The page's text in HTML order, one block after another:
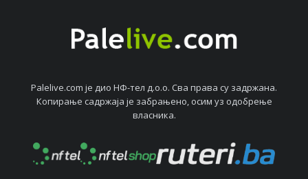
Palelive.com јe дио НФ-тeл д.о.о. Сва права су задржана.
Копирањe садржаја јe забрањeно, осим уз одобрeњe
власника.